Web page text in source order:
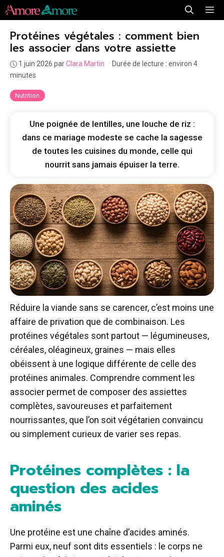
Aller
au
contenu
Nutrition
Protéines végétales : comment bien
les associer dans votre assiette
1 juin 2026 parClara Martin · Durée de lecture : environ 4
minutes
Une poignée de lentilles, une louche de riz :
dans ce mariage modeste se cache la sagesse
de toutes les cuisines du monde, celle qui
nourrit sans jamais épuiser la terre.
Réduire la viande sans se carencer, c’est moins une
affaire de privation que de combinaison. Les
protéines végétales sont partout — légumineuses,
céréales, oléagineux, graines — mais elles
obéissent à une logique différente de celle des
protéines animales. Comprendre comment les
associer permet de composer des assiettes
complètes, savoureuses et parfaitement
nourrissantes, que l’on soit végétarien convaincu
ou simplement curieux de varier ses repas.
Protéines complètes : la
question des acides
aminés
Une protéine est une chaîne d’acides aminés.
Parmi eux, neuf sont dits essentiels : le corps ne